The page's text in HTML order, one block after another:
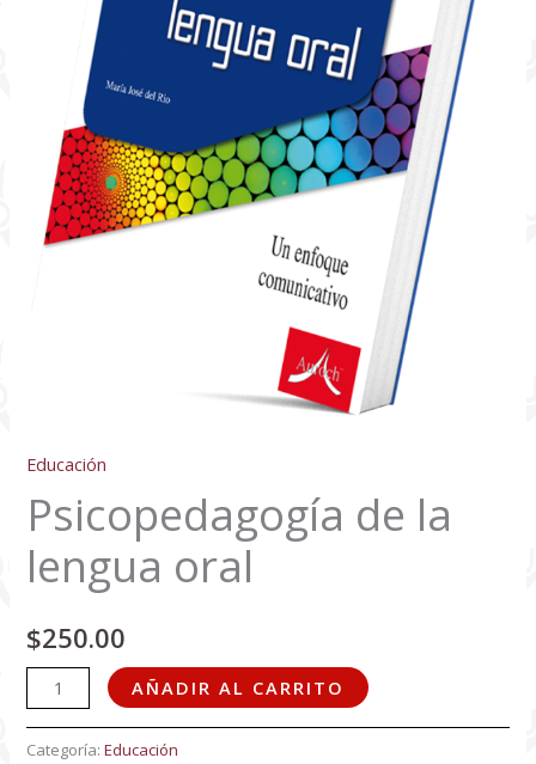
Educación
Psicopedagogía de la
lengua oral
$250.00
AÑADIR AL CARRITO
Categoría:Educación